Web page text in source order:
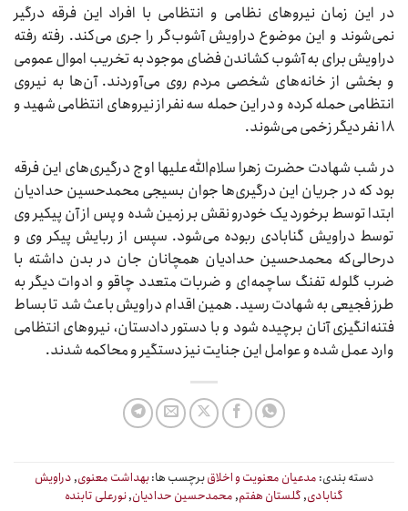
در این زمان نیرو‌های نظامی و انتظامی با افراد این فرقه درگیر
نمی‌شوند و این موضوع دراویش آشوب‌گر را جری می‌کند. رفته رفته
دراویش برای به آشوب کشاندن فضای موجود به تخریب اموال عمومی
و بخشی از خانه‌های شخصی مردم روی می‌آوردند. آن‌ها به نیروی
انتظامی حمله کرده و در این حمله سه نفر از نیرو‌های انتظامی شهید و
۱۸ نفر دیگر زخمی می‌شوند.
در شب شهادت حضرت زهرا سلام‌الله‌علیها اوج درگیری‌های این فرقه
بود که در جریان این درگیری‌ها جوان بسیجی محمدحسین حدادیان
ابتدا توسط برخورد یک خودرو نقش بر زمین شده و پس از آن پیکیر وی
توسط دراویش گنابادی ربوده می‌شود. سپس از ربایش پیکر وی و
درحالی‌که محمدحسین حدادیان همچانان جان در بدن داشته با
ضرب گلوله تفنگ ساچمه‌ای و ضربات متعدد چاقو و ادوات دیگر به
طرز فجیعی به شهادت رسید. همین اقدام دراویش باعث شد تا بساط
فتنه‌انگیزی آنان برچیده شود و با دستور دادستان، نیرو‌های انتظامی
وارد عمل شده و عوامل این جنایت نیز دستگیر و محاکمه شدند.
دسته بندی: مدعیان معنویت و اخلاقبرچسب ها:بهداشت معنوی,دراویش
گنابادی,گلستان هفتم,محمدحسین حدادیان,نورعلی تابنده